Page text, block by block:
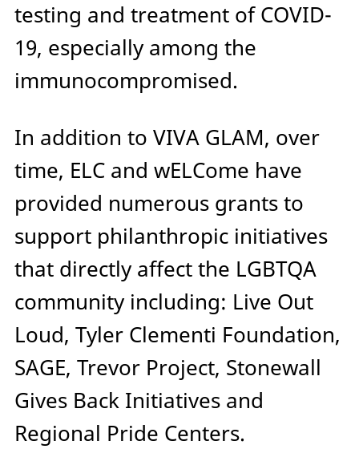
testing and treatment of COVID-
19, especially among the
immunocompromised.
In addition to VIVA GLAM, over
time, ELC and wELCome have
provided numerous grants to
support philanthropic initiatives
that directly affect the LGBTQA
community including: Live Out
Loud, Tyler Clementi Foundation,
SAGE, Trevor Project, Stonewall
Gives Back Initiatives and
Regional Pride Centers.